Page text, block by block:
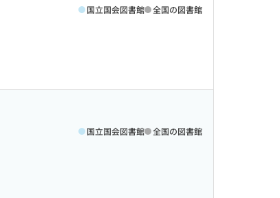
国立国会図書館 全国の図書館
国立国会図書館 全国の図書館